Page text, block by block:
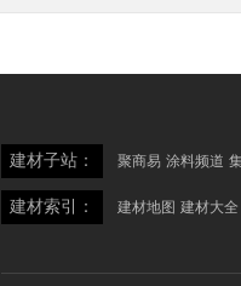
建材子站： 聚商易 涂料频道
建材索引： 建材地图 建材大全